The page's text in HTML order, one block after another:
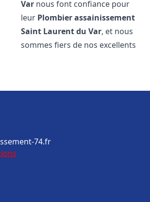
Var nous font confiance pour
leur Plombier assainissement
Saint Laurent du Var, et nous
sommes fiers de nos excellents
74.fr